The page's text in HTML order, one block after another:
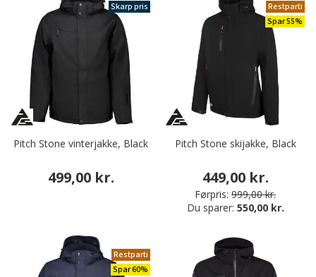
Skarp pris
Pitch Stone vinterjakke, Black
499,00 kr.
Restparti
Spar 55%
Pitch Stone skijakke, Black
449,00 kr.
Førpris: 999,00 kr.
Du sparer: 550,00 kr.
Restparti
Spar 60%